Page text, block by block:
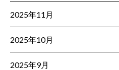
2025年11月
2025年10月
2025年9月